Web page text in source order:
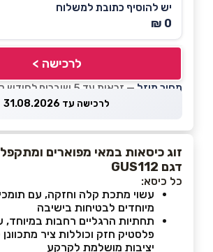
יש להוסיף כתובת למשלוח
0 ₪
לרכישה >
מחיר מוזל — זכאות עד 5 שוברים לחודש קלנדרי
לרכישה עד 31.08.2026
זוג כיסאות במאי מפוארים
דגם GUS112
כל כיסא:
עשוי מתכת קלה וחזקה, עם
מיוחדים לבטיחות בישיבה
תחתיות הרגליים רחבות במיוחד,
פלסטיק חזק וכוללות ציר
יציבות מושלמת לקרקע